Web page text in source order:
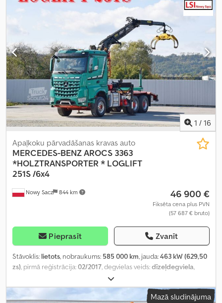
1 / 16
Nowy Sacz 844 km
Apaļkoku pārvadāšanas kravas auto
MERCEDES-BENZAROCS 3363
*HOLZTRANSPORTER * LOGLIFT
251S /6x4
46 900 €
Fiksēta cena plus PVN
(57 687 € bruto)
Pieprasīt Zvanīt
Stāvoklis: lietots, nobraukums: 585 000 km, jauda:463 kW (629,50
zs) , pirmā reģistrācija:02/2017 , degvielas veids:dīzeļdegviela
, asu konfigurācija:
retardētājs, krāsa:zaļš, pārnesuma veids:automātisks, Ražošanas
gads:2017, Aprīkojums: ABS, celtnis, gaisa kondicionēšana,
Mazā sludinājuma